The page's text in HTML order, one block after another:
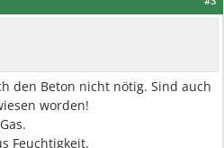
den Beton nicht nötig. Sind auch
worden!
Feuchtigkeit.